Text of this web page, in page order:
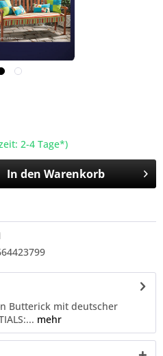
2-4 Tage*)
In den Warenkorb
Butterick mit deutscher
mehr